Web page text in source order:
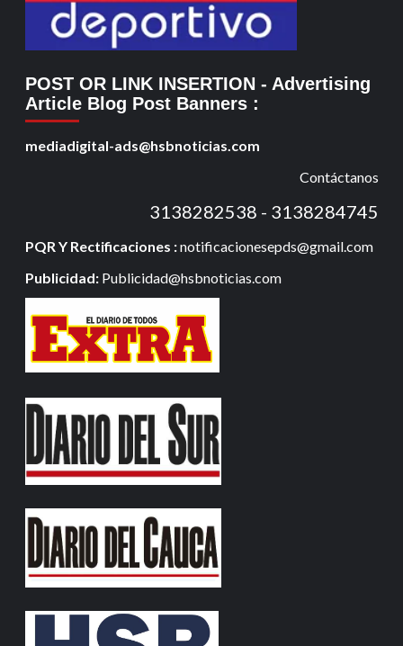
POST OR LINK INSERTION - Advertising
Article Blog Post Banners :
mediadigital-ads@hsbnoticias.com
Contáctanos
3138282538 - 3138284745
PQR Y Rectificaciones :notificacionesepds@gmail.com
Publicidad: Publicidad@hsbnoticias.com